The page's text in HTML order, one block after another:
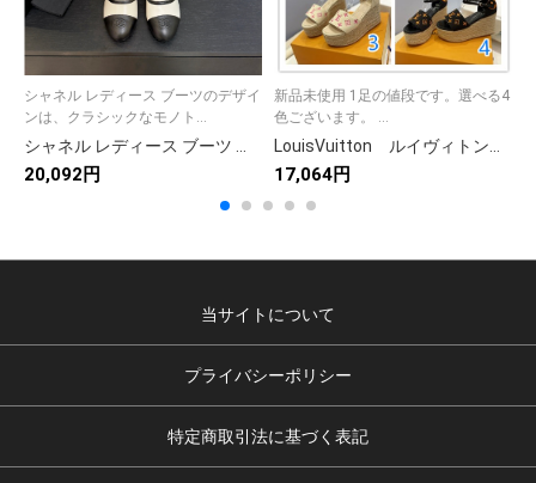
シャネル レディース ブーツのデザイ
ンは、クラシックなモノト...
シャネル レディース ブーツ ブラック ホワイト ピンク カップソール ファッション ブーツ
20,092円
新品未使用 1足の値段です。選べる4
色ございます。 ...
LouisVuitton ルイヴィトン レディース サンダル ウェッジソール 厚底スリッパ モノグラム 4色
17,064円
当サイトについて
プライバシーポリシー
特定商取引法に基づく表記